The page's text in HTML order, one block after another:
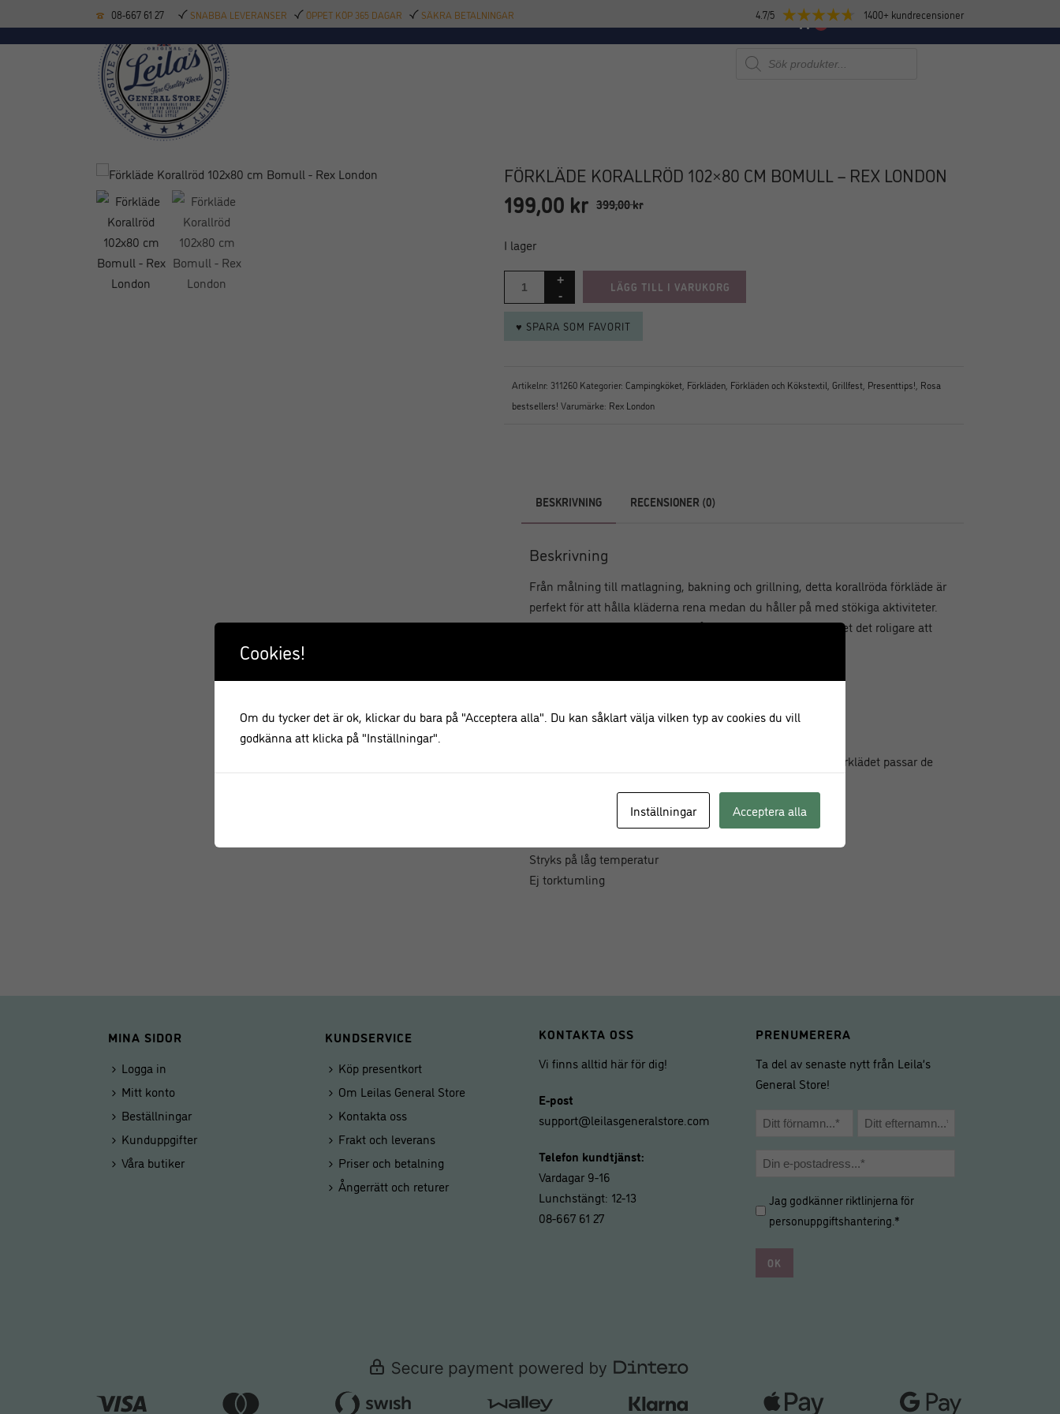
08-667 61 27 SNABBA LEVERANSER ÖPPET KÖP 365 DAGAR SÄKRA BETALNINGAR 4.7/5 1400+ kundrecensioner
KÖKSREDSKAP BAKTILLBEHÖR BAR DELIKATESSER NYHETER 0
Produktsökning
FÖRKLÄDE KORALLRÖD 102×80 CM BOMULL – REX LONDON
399,00kr
Det
priset
399,00 kr.
199,00 krDet
199,00 kr.
I lager
LÄGG TILL I VARUKORG
♥ SPARA SOM FAVORIT
Artikelnr: 311260 Kategorier: Campingköket Förkläden Förkläden och Kökstextil Grillfest Presenttips! Rosa
bestsellers! Varumärke: Rex London
BESKRIVNING RECENSIONER (0)
Beskrivning
Från målning till matlagning, bakning och grillning, detta korallröda förkläde är
perfekt för att hålla kläderna rena medan du håller på med stökiga aktiviteter.
Med en justerbar halsrem och två praktiska framfickor gör det det roligare att
Korallrött förkläde med band i mörkrött.
100 % bomull
Justerbar halsrem och två 80 cm långa midjeband gör att förklädet passar de
Stryks på låg temperatur
Ej torktumling
MINA SIDOR
Logga in
Mitt konto
Beställningar
Kunduppgifter
Våra butiker
KUNDSERVICE
Köp presentkort
Om Leilas General Store
Kontakta oss
Frakt och leverans
Priser och betalning
Ångerrätt och returer
KONTAKTA OSS
Vi finns alltid här för dig!
E-post
support@leilasgeneralstore.com
Telefon kundtjänst:
Vardagar 9-16
Lunchstängt: 12-13
08-667 61 27
PRENUMERERA
Ta del av senaste nytt från Leila’s
General Store!
Namn
E-
Hantering
av
*
Jag godkänner riktlinjerna för
personuppgiftshantering .*
Cookies!
Om du tycker det är ok, klickar du bara på "Acceptera alla". Du kan såklart välja vilken typ av cookies du vill
godkänna att klicka på "Inställningar".
Inställningar Acceptera alla